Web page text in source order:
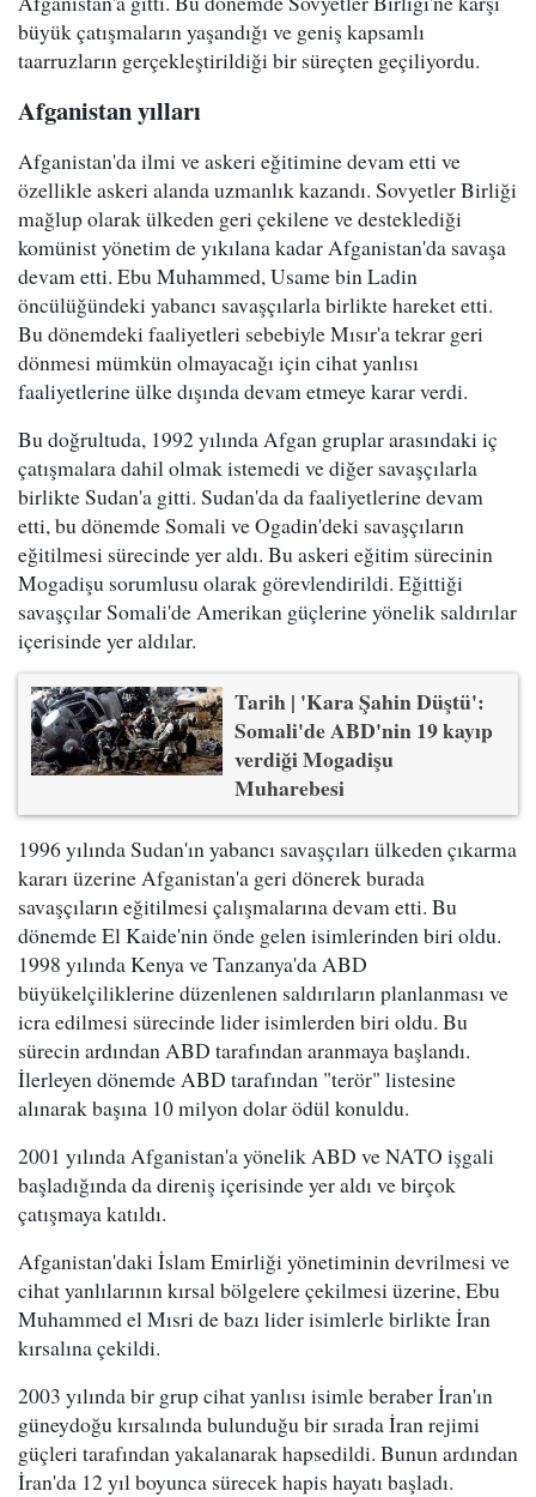
büyük çatışmaların yaşandığı ve geniş kapsamlı
taarruzların gerçekleştirildiği bir süreçten geçiliyordu.
Afganistan yılları
Afganistan'da ilmi ve askeri eğitimine devam etti ve
özellikle askeri alanda uzmanlık kazandı. Sovyetler Birliği
mağlup olarak ülkeden geri çekilene ve desteklediği
komünist yönetim de yıkılana kadar Afganistan'da savaşa
devam etti. Ebu Muhammed, Usame bin Ladin
öncülüğündeki yabancı savaşçılarla birlikte hareket etti.
Bu dönemdeki faaliyetleri sebebiyle Mısır'a tekrar geri
dönmesi mümkün olmayacağı için cihat yanlısı
faaliyetlerine ülke dışında devam etmeye karar verdi.
Bu doğrultuda, 1992 yılında Afgan gruplar arasındaki iç
çatışmalara dahil olmak istemedi ve diğer savaşçılarla
birlikte Sudan'a gitti. Sudan'da da faaliyetlerine devam
etti, bu dönemde Somali ve Ogadin'deki savaşçıların
eğitilmesi sürecinde yer aldı. Bu askeri eğitim sürecinin
Mogadişu sorumlusu olarak görevlendirildi. Eğittiği
savaşçılar Somali'de Amerikan güçlerine yönelik saldırılar
içerisinde yer aldılar.
Tarih | 'Kara Şahin Düştü':
Somali'de ABD'nin 19 kayıp
verdiği Mogadişu
Muharebesi
1996 yılında Sudan'ın yabancı savaşçıları ülkeden çıkarma
kararı üzerine Afganistan'a geri dönerek burada
savaşçıların eğitilmesi çalışmalarına devam etti. Bu
dönemde El Kaide'nin önde gelen isimlerinden biri oldu.
1998 yılında Kenya ve Tanzanya'da ABD
büyükelçiliklerine düzenlenen saldırıların planlanması ve
icra edilmesi sürecinde lider isimlerden biri oldu. Bu
sürecin ardından ABD tarafından aranmaya başlandı.
İlerleyen dönemde ABD tarafından "terör" listesine
alınarak başına 10 milyon dolar ödül konuldu.
2001 yılında Afganistan'a yönelik ABD ve NATO işgali
başladığında da direniş içerisinde yer aldı ve birçok
çatışmaya katıldı.
Afganistan'daki İslam Emirliği yönetiminin devrilmesi ve
cihat yanlılarının kırsal bölgelere çekilmesi üzerine, Ebu
Muhammed el Mısri de bazı lider isimlerle birlikte İran
kırsalına çekildi.
2003 yılında bir grup cihat yanlısı isimle beraber İran'ın
güneydoğu kırsalında bulunduğu bir sırada İran rejimi
güçleri tarafından yakalanarak hapsedildi. Bunun ardından
İran'da 12 yıl boyunca sürecek hapis hayatı başladı.